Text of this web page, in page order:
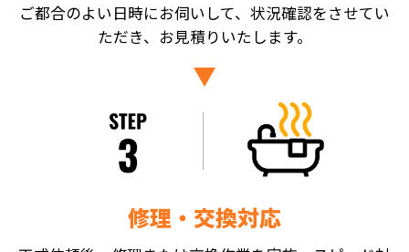
ご都合のよい日時にお伺いして、状況確認をさせてい
ただき、お見積りいたします。
修理・交換対応